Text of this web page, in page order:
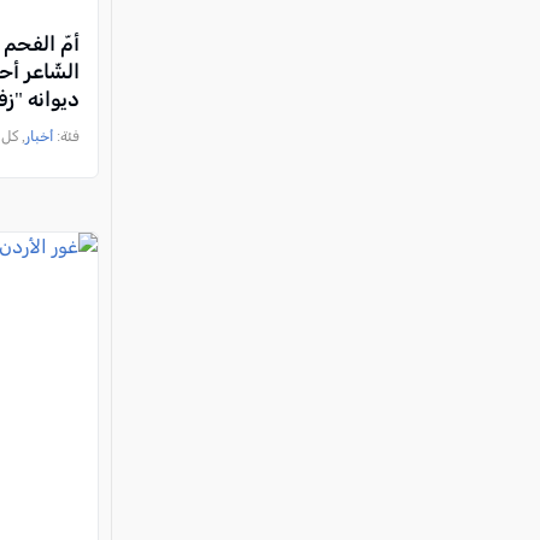
أمّ الفحم
الشّاعر
ديوانه
فئة: أخبار , كل